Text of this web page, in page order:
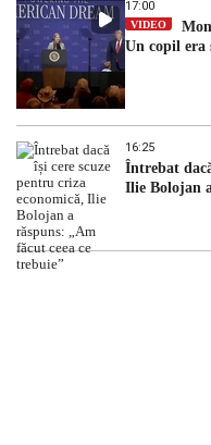
17:00
VIDEO
Un copil era
16:25
Întrebat
Ilie Bolojan